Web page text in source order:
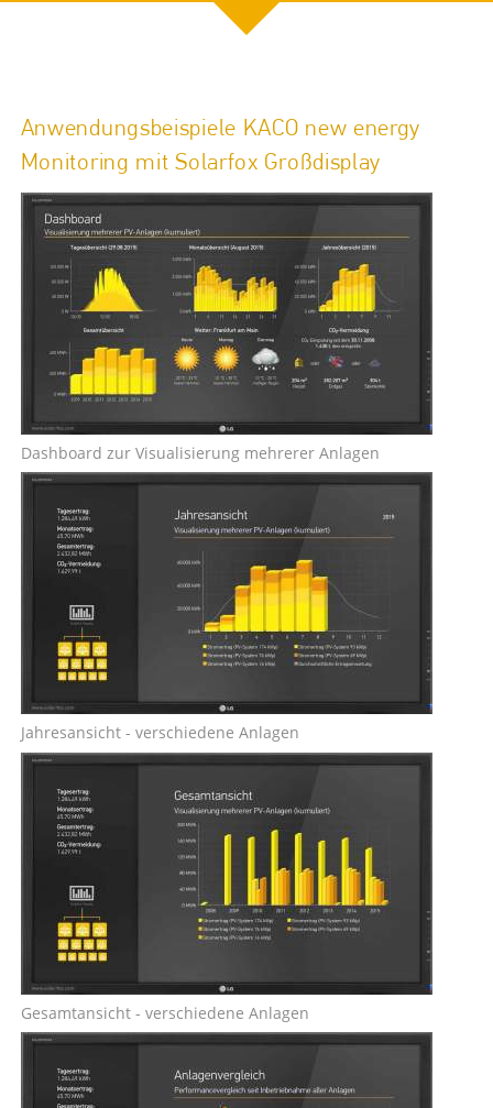
Anwendungsbeispiele KACO new energy
Monitoring mit Solarfox Großdisplay
Dashboard zur Visualisierung mehrerer Anlagen
Jahresansicht - verschiedene Anlagen
Gesamtansicht - verschiedene Anlagen